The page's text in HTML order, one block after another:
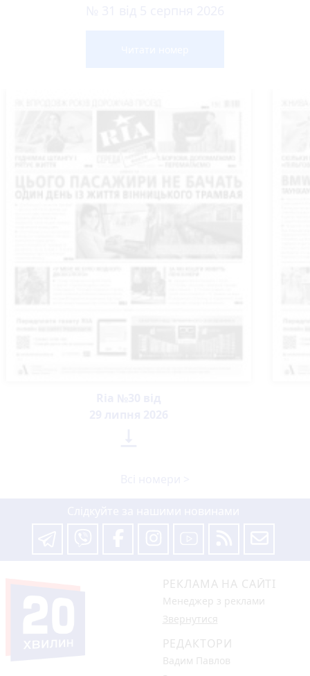
РЕКЛАМА НА САЙТІ
Менеджер з реклами
Звернутися
РЕДАКТОРИ
Вадим Павлов